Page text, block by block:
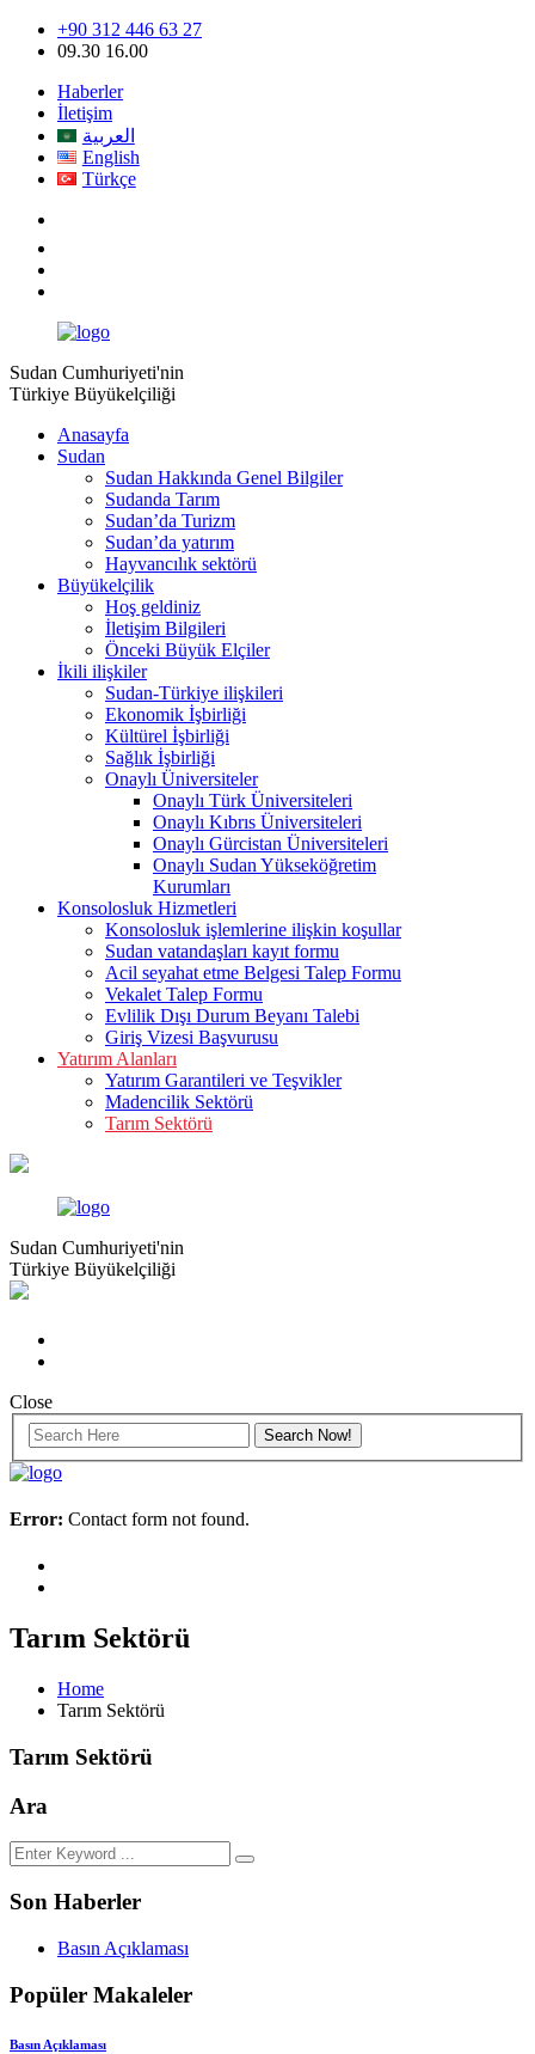
+90 312 446 63 27
09.30 16.00
Haberler
İletişim
العربية
English
Türkçe
Sudan Cumhuriyeti'nin
Türkiye Büyükelçiliği
Anasayfa
Sudan
Sudan Hakkında Genel Bilgiler
Sudanda Tarım
Sudan’da Turizm
Sudan’da yatırım
Hayvancılık sektörü
Büyükelçilik
Hoş geldiniz
İletişim Bilgileri
Önceki Büyük Elçiler
İkili ilişkiler
Sudan-Türkiye ilişkileri
Ekonomik İşbirliği
Kültürel İşbirliği
Sağlık İşbirliği
Onaylı Üniversiteler
Onaylı Türk Üniversiteleri
Onaylı Kıbrıs Üniversiteleri
Onaylı Gürcistan Üniversiteleri
Onaylı Sudan Yükseköğretim
Kurumları
Konsolosluk Hizmetleri
Konsolosluk işlemlerine ilişkin koşullar
Sudan vatandaşları kayıt formu
Acil seyahat etme Belgesi Talep Formu
Vekalet Talep Formu
Evlilik Dışı Durum Beyanı Talebi
Giriş Vizesi Başvurusu
Yatırım Alanları
Yatırım Garantileri ve Teşvikler
Madencilik Sektörü
Tarım Sektörü
Sudan Cumhuriyeti'nin
Türkiye Büyükelçiliği
Close
Error: Contact form not found.
Tarım Sektörü
Home
Tarım Sektörü
Tarım Sektörü
Ara
Son Haberler
Basın Açıklaması
Popüler Makaleler
Basın Açıklaması